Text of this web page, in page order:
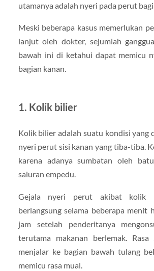
utamanya adalah nyeri pada perut
Meski beberapa kasus memerlukan
lanjut oleh dokter, sejumlah
bawah ini di ketahui dapat memicu
bagian kanan.
1. Kolik bilier
Kolik bilier adalah suatu kondisi yang
nyeri perut sisi kanan yang tiba-tiba.
karena adanya sumbatan oleh
saluran empedu.
Gejala nyeri perut akibat kolik
berlangsung selama beberapa menit
jam setelah penderitanya
terutama makanan berlemak.
menjalar ke bagian bawah tulang
memicu rasa mual.